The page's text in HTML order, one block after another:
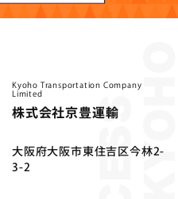
Kyoho Transportation Company
Limited
株式会社京豊運輸
⼤阪府⼤阪市東住吉区今林2-
3-2